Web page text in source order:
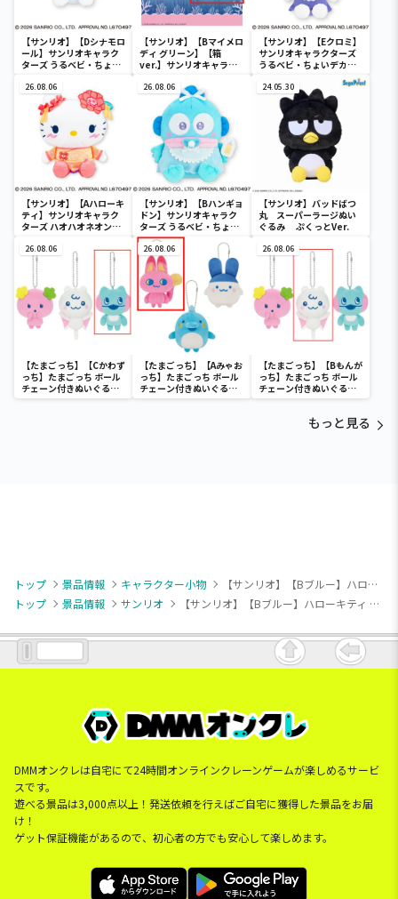
【サンリオ】【Dシナモロ
ール】サンリオキャラク
ターズ うるベビ・ちょい
【サンリオ】【Bマイメロ
ディ グリーン】【箱
ver.】サンリオキャラク
SOFVIMATES～マイメロ
ディ マーメイドver. ～
【サンリオ】【Eクロミ】
サンリオキャラクターズ
うるベビ・ちょいデカド
26.08.06
【サンリオ】【Aハローキ
ティ】サンリオキャラク
ターズ ハオハオネオンタ
26.08.06
【サンリオ】【Bハンギョ
ドン】サンリオキャラク
ターズ うるベビ・ちょい
デカドール
24.05.30
【サンリオ】バッドばつ
丸 スーパーラージぬい
ぐるみ ぷくっとVer.
26.08.06
【たまごっち】【Cかわず
っち】たまごっち ボール
チェーン付きぬいぐるみ
～Tamagotchi
26.08.06
【たまごっち】【Aみゃお
っち】たまごっち ボール
チェーン付きぬいぐるみ
～Tamagotchi
26.08.06
【たまごっち】【Bもんが
っち】たまごっち ボール
チェーン付きぬいぐるみ
～Tamagotchi
もっと見る
トップ 景品情報 キャラクター小物
【サンリオ】【Bブルー】ハローキティ パステルベビーマスコット
トップ
景品情報 サンリオ 【サンリオ】【Bブルー】ハローキティ パステルベビーマスコット
DMMオンクレは自宅にて24時間オンラインクレーンゲームが楽しめるサービ
スです。
遊べる景品は3,000点以上！発送依頼を行えばご自宅に獲得した景品をお届
け！
ゲット保証機能があるので、初心者の方でも安心して楽しめます。